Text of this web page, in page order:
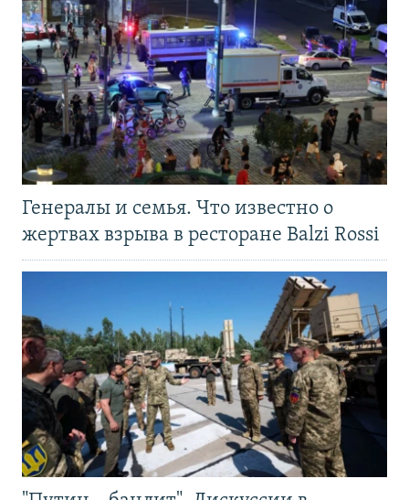
Генералы и семья. Что известно о
жертвах взрыва в ресторане Balzi Rossi